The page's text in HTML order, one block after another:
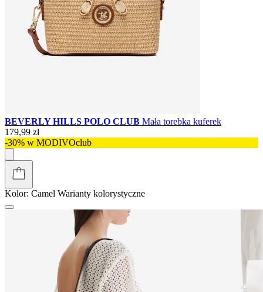
BEVERLY HILLS POLO CLUB Mała torebka kuferek
179,99 zł
-30% w MODIVOclub
Kolor: Camel Warianty kolorystyczne